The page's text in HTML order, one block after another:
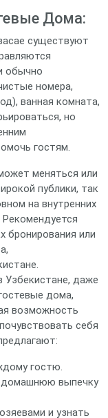
Дома:
существуют
обычно
номера,
ванная комната,
но
гостям.
меняться или
публики, так
на внутренних
бронирования или
Узбекистане, даже
дома,
возможность
себя
гостю.
выпечку
и узнать